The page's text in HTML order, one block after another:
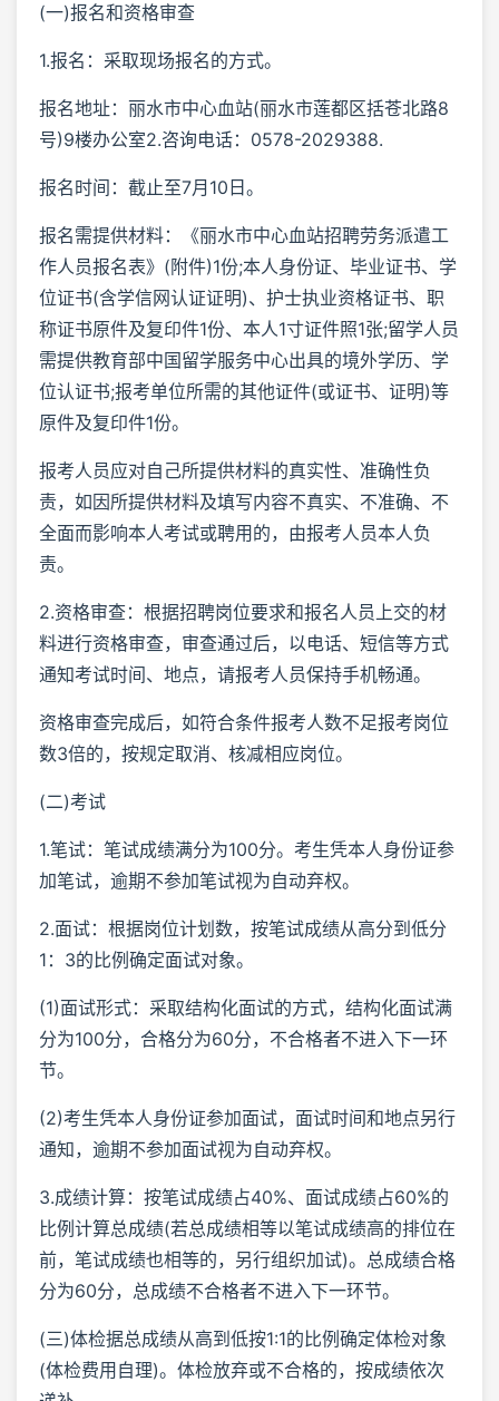
(一)报名和资格审查
1.报名：采取现场报名的方式。
报名地址：丽水市中心血站(丽水市莲都区括苍北路8
号)9楼办公室2.咨询电话：0578-2029388.
报名时间：截止至7月10日。
报名需提供材料：《丽水市中心血站招聘劳务派遣工
作人员报名表》(附件)1份;本人身份证、毕业证书、学
位证书(含学信网认证证明)、护士执业资格证书、职
称证书原件及复印件1份、本人1寸证件照1张;留学人员
需提供教育部中国留学服务中心出具的境外学历、学
位认证书;报考单位所需的其他证件(或证书、证明)等
原件及复印件1份。
报考人员应对自己所提供材料的真实性、准确性负
责，如因所提供材料及填写内容不真实、不准确、不
全面而影响本人考试或聘用的，由报考人员本人负
责。
2.资格审查：根据招聘岗位要求和报名人员上交的材
料进行资格审查，审查通过后，以电话、短信等方式
通知考试时间、地点，请报考人员保持手机畅通。
资格审查完成后，如符合条件报考人数不足报考岗位
数3倍的，按规定取消、核减相应岗位。
(二)考试
1.笔试：笔试成绩满分为100分。考生凭本人身份证参
加笔试，逾期不参加笔试视为自动弃权。
2.面试：根据岗位计划数，按笔试成绩从高分到低分
1：3的比例确定面试对象。
(1)面试形式：采取结构化面试的方式，结构化面试满
分为100分，合格分为60分，不合格者不进入下一环
节。
(2)考生凭本人身份证参加面试，面试时间和地点另行
通知，逾期不参加面试视为自动弃权。
3.成绩计算：按笔试成绩占40%、面试成绩占60%的
比例计算总成绩(若总成绩相等以笔试成绩高的排位在
前，笔试成绩也相等的，另行组织加试)。总成绩合格
分为60分，总成绩不合格者不进入下一环节。
(三)体检据总成绩从高到低按1:1的比例确定体检对象
(体检费用自理)。体检放弃或不合格的，按成绩依次